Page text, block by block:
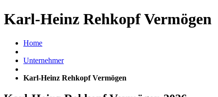
Karl-Heinz Rehkopf Vermögen
Home
Unternehmer
Karl-Heinz Rehkopf Vermögen